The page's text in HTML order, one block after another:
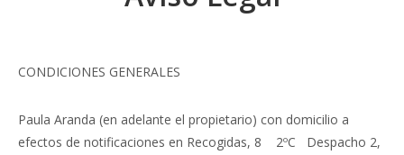
CONDICIONES GENERALES
Paula Aranda (en adelante el propietario) con domicilio a
efectos de notificaciones en Recogidas, 8 2ºC Despacho 2,